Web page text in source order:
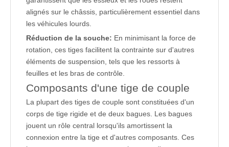
alignés sur le châssis, particulièrement essentiel dans
les véhicules lourds.
Réduction de la souche: En minimisant la force de
rotation, ces tiges facilitent la contrainte sur d'autres
éléments de suspension, tels que les ressorts à
feuilles et les bras de contrôle.
Composants d'une tige de couple
La plupart des tiges de couple sont constituées d'un
corps de tige rigide et de deux bagues. Les bagues
jouent un rôle central lorsqu'ils amortissent la
connexion entre la tige et d'autres composants. Ces